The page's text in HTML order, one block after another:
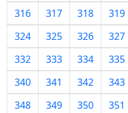
316
317 318 319
324
325 326 327
332
333 334 335
340
341 342 343
348
349 350 351